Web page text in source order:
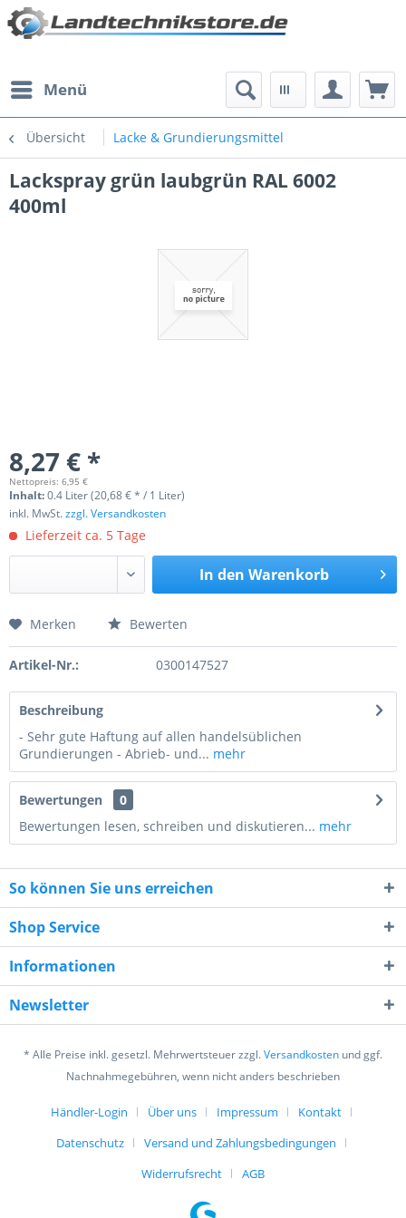
Menü
Übersicht Lacke & Grundierungsmittel
Lackspray grün laubgrün RAL 6002
400ml
8,27 € *
Nettopreis: 6,95 €
Inhalt:0.4 Liter (20,68 € * / 1 Liter)
inkl. MwSt.zzgl. Versandkosten
Lieferzeit ca. 5 Tage
In den Warenkorb
Preis anfragen
3 + 1 = ?
Ich habe dieDatenschutzerklärunggelesen,
verstanden und stimme zu. *
Merken Bewerten
Artikel-Nr.: 0300147527
Beschreibung
- Sehr gute Haftung auf allen handelsüblichen
Grundierungen - Abrieb- und... mehr
Bewertungen
0
Bewertungen lesen, schreiben und diskutieren... mehr
So können Sie uns erreichen
Shop Service
Informationen
Newsletter
* Alle Preise inkl. gesetzl. Mehrwertsteuer zzgl.Versandkosten und ggf.
Nachnahmegebühren, wenn nicht anders beschrieben
Händler-Login Über uns Impressum
Kontakt
Datenschutz
Versand und Zahlungsbedingungen
Widerrufsrecht
AGB